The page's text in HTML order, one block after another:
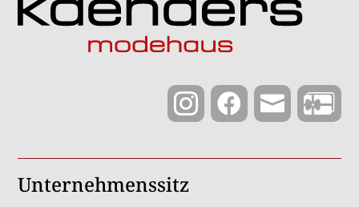



Unternehmenssitz